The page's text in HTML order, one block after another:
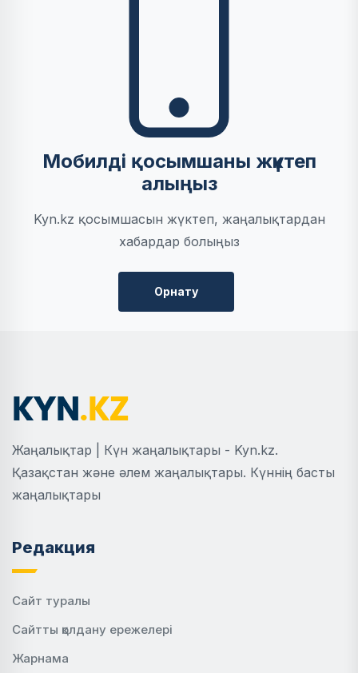
Мобилді қосымшаны жүктеп
алыңыз
Kyn.kz қосымшасын жүктеп, жаңалықтардан
хабардар болыңыз
Орнату
Жаңалықтар | Күн жаңалықтары - Kyn.kz.
Қазақстан және әлем жаңалықтары. Күннің басты
жаңалықтары
Редакция
Сайт туралы
Сайтты қолдану ережелері
Жарнама